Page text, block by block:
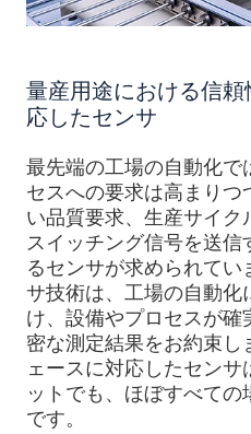
量産用途における信
応したセンサ
最先端の工場の自動化で
セスへの要求は高まり
い品質要求、生産サイ
スイッチング信号を送
るセンサが求められて
サ技術は、工場の自動化
け、設備やプロセスが
密な測定結果をお約束
ェースに対応したセン
ットでも、ほぼすべて
です。